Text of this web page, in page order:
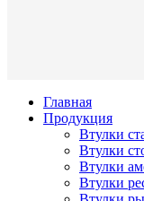
Главная
Продукция
Втулки
Втулки
Втулки
Втулки